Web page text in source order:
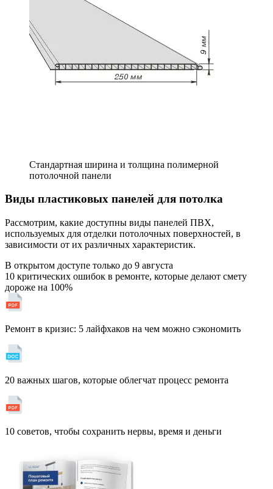
Стандартная ширина и толщина полимерной
потолочной панели
Виды пластиковых панелей для потолка
Рассмотрим, какие доступны виды панелей ПВХ,
используемых для отделки потолочных поверхностей, в
зависимости от их различных характеристик.
В открытом доступе только до 9 августа
10 критических ошибок в ремонте, которые делают смету
дороже на 100%
Ремонт в кризис: 5 лайфхаков на чем можно сэкономить
20 важных шагов, которые облегчат процесс ремонта
10 советов, чтобы сохранить нервы, время и деньги